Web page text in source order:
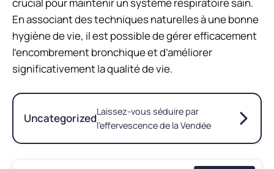
crucial pour maintenir un système respiratoire sain.
En associant des techniques naturelles à une bonne
hygiène de vie, il est possible de gérer efficacement
l’encombrement bronchique et d’améliorer
significativement la qualité de vie.
UncategorizedLaissez-vous séduire par
l’effervescence de la Vendée